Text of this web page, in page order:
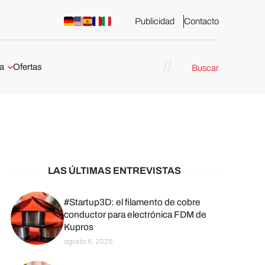
Publicidad Contacto
y
3D en
Ofertas Buscar
LAS ÚLTIMAS ENTREVISTAS
#Startup3D: el filamento de cobre
conductor para electrónica FDM de
Kupros
agosto 6, 2026